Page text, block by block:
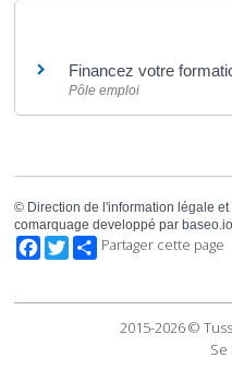
Financez votre
Pôle emploi
© Direction de l'information légale
comarquage developpé par baseo.io
Facebook
TwitterPartager cette page
2015-2026 ©